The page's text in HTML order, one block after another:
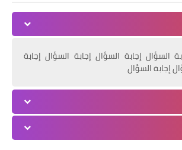
السؤال إجابة السؤال إجابة السؤال إجابة
إجابة السؤال